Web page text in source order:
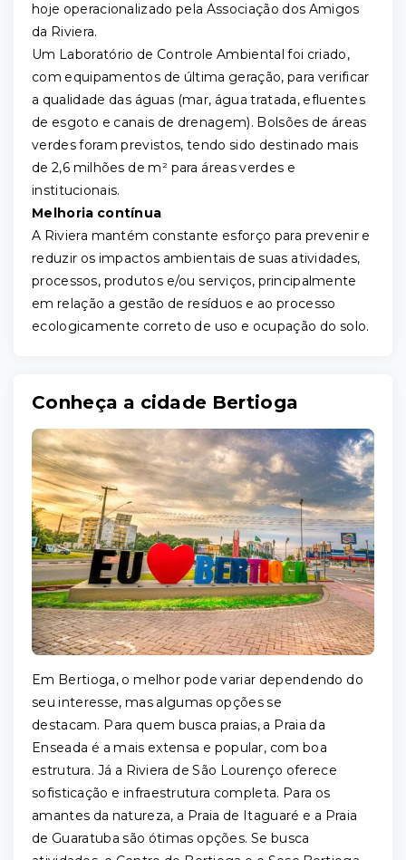
hoje operacionalizado pela Associação dos Amigos
da Riviera.
Um Laboratório de Controle Ambiental foi criado,
com equipamentos de última geração, para verificar
a qualidade das águas (mar, água tratada, efluentes
de esgoto e canais de drenagem). Bolsões de áreas
verdes foram previstos, tendo sido destinado mais
de 2,6 milhões de m² para áreas verdes e
institucionais.
Melhoria contínua
A Riviera mantém constante esforço para prevenir e
reduzir os impactos ambientais de suas atividades,
processos, produtos e/ou serviços, principalmente
em relação a gestão de resíduos e ao processo
ecologicamente correto de uso e ocupação do solo.
Conheça a cidade Bertioga
Em Bertioga, o melhor pode variar dependendo do
seu interesse, mas algumas opções se
destacam. Para quem busca praias, a Praia da
Enseada é a mais extensa e popular, com boa
estrutura. Já a Riviera de São Lourenço oferece
sofisticação e infraestrutura completa. Para os
amantes da natureza, a Praia de Itaguaré e a Praia
de Guaratuba são ótimas opções. Se busca